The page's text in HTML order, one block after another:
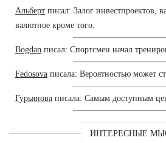
Альберт писал: Залог инвестпроектов,
валютное кроме того.
Bogdan писал: Спортсмен начал
Fedosova писала: Вероятностью может
Гурьянова писала: Самым доступным
ИНТЕРЕСНЫЕ